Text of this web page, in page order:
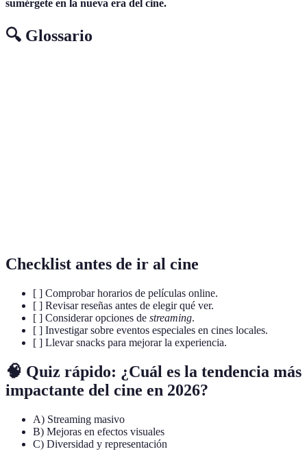
sumérgete en la nueva era del cine.
🔍 Glossario
Checklist antes de ir al cine
[ ] Comprobar horarios de películas online.
[ ] Revisar reseñas antes de elegir qué ver.
[ ] Considerar opciones de streaming.
[ ] Investigar sobre eventos especiales en cines locales.
[ ] Llevar snacks para mejorar la experiencia.
🧠 Quiz rápido: ¿Cuál es la tendencia más
impactante del cine en 2026?
A) Streaming masivo
B) Mejoras en efectos visuales
C) Diversidad y representación